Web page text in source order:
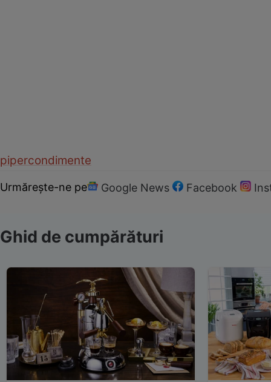
pipercondimente
Urmărește-ne pe Google News Facebook
Ghid de cumpărături